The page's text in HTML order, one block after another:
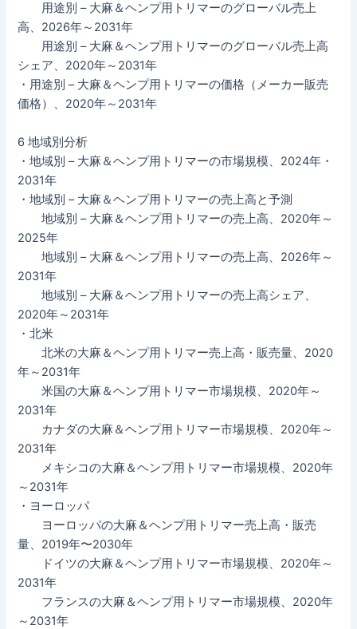
用途別 – 大麻＆ヘンプ用トリマーのグローバル売上
高、2026年～2031年
用途別 – 大麻＆ヘンプ用トリマーのグローバル売上高
シェア、2020年～2031年
・用途別 – 大麻＆ヘンプ用トリマーの価格（メーカー販売
価格）、2020年～2031年
6 地域別分析
・地域別 – 大麻＆ヘンプ用トリマーの市場規模、2024年・
2031年
・地域別 – 大麻＆ヘンプ用トリマーの売上高と予測
地域別 – 大麻＆ヘンプ用トリマーの売上高、2020年～
2025年
地域別 – 大麻＆ヘンプ用トリマーの売上高、2026年～
2031年
地域別 – 大麻＆ヘンプ用トリマーの売上高シェア、
2020年～2031年
・北米
北米の大麻＆ヘンプ用トリマー売上高・販売量、2020
年～2031年
米国の大麻＆ヘンプ用トリマー市場規模、2020年～
2031年
カナダの大麻＆ヘンプ用トリマー市場規模、2020年～
2031年
メキシコの大麻＆ヘンプ用トリマー市場規模、2020年
～2031年
・ヨーロッパ
ヨーロッパの大麻＆ヘンプ用トリマー売上高・販売
量、2019年〜2030年
ドイツの大麻＆ヘンプ用トリマー市場規模、2020年～
2031年
フランスの大麻＆ヘンプ用トリマー市場規模、2020年
～2031年